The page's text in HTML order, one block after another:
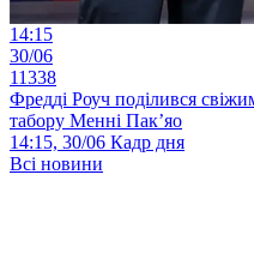
14:15
30/06
11338
Фредді Роуч поділився
табору Менні Пак’яо
14:15, 30/06 Кадр дня
Всі новини